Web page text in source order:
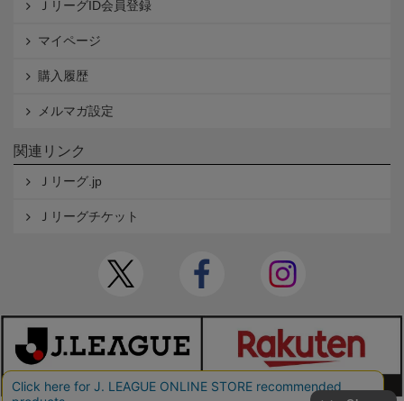
ＪリーグID会員登録
マイページ
購入履歴
メルマガ設定
関連リンク
Ｊリーグ.jp
Ｊリーグチケット